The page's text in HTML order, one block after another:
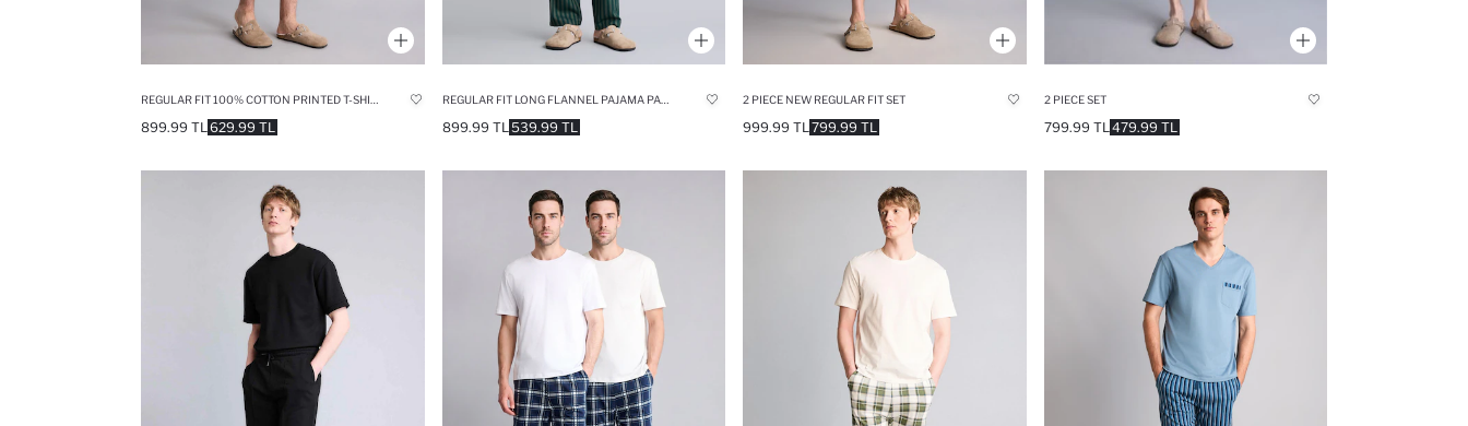
629.99 TL
899.99 TL
REGULAR FIT LONG FLANNEL PAJAMA PANTS
539.99 TL
899.99 TL
2 PIECE NEW REGULAR FIT SET
799.99 TL
999.99 TL
2 PIECE SET
479.99 TL
799.99 TL